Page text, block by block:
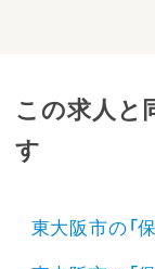
この求人と
す
東大阪市の「